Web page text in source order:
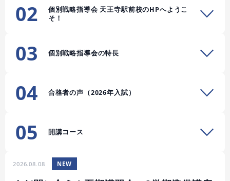
02
個別戦略指導会 天王寺駅前校のHPへようこ
そ！
03 個別戦略指導会の特長
04 合格者の声（2026年入試）
05 開講コース
2026.08.08 NEW